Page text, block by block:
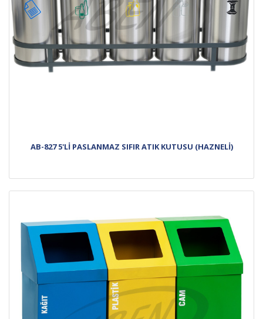
AB-827 5'Lİ PASLANMAZ SIFIR ATIK KUTUSU (HAZNELİ)